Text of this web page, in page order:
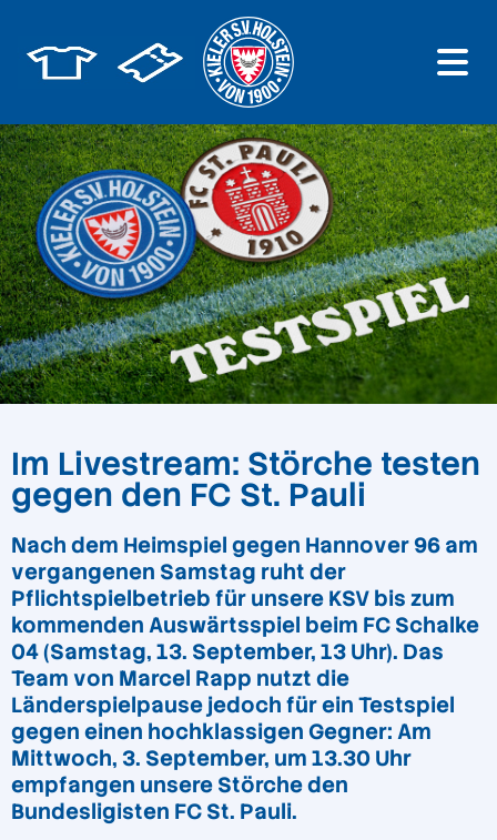
Im Livestream: Störche testen
gegen den FC St. Pauli
Nach dem Heimspiel gegen Hannover 96 am
vergangenen Samstag ruht der
Pflichtspielbetrieb für unsere KSV bis zum
kommenden Auswärtsspiel beim FC Schalke
04 (Samstag, 13. September, 13 Uhr). Das
Team von Marcel Rapp nutzt die
Länderspielpause jedoch für ein Testspiel
gegen einen hochklassigen Gegner: Am
Mittwoch, 3. September, um 13.30 Uhr
empfangen unsere Störche den
Bundesligisten FC St. Pauli.